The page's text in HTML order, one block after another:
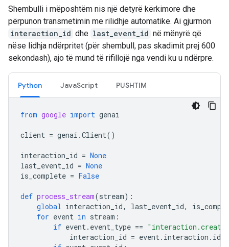
Shembulli i mëposhtëm nis një detyrë kërkimore dhe
përpunon transmetimin me rilidhje automatike. Ai gjurmon
interaction_id dhe last_event_id në mënyrë që
nëse lidhja ndërpritet (për shembull, pas skadimit prej 600
sekondash), ajo të mund të rifillojë nga vendi ku u ndërpre.
Python JavaScript PUSHTIM
from google import genai
client = genai .Client()
interaction_id = None
last_event_id = None
is_complete = False
def process_stream(stream):
global interaction_id, last_event_id,
for event in stream :
if event. event_type ==
interaction_id = event. interaction . id